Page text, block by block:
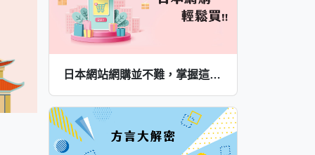
日本網站網購並不難，掌握這些詞彙輕鬆買～